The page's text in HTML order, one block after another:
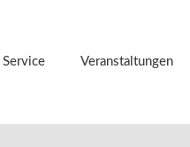
Service Veranstaltungen